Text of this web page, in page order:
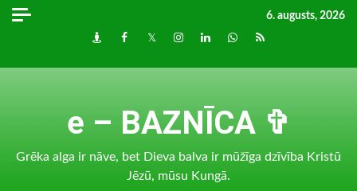
Skip
6. augusts, 2026
DraugiemFacebook
TwitterInstagram
LinkedInwhatsapp
RSS
e – BAZNĪCA ✞
Grēka alga ir nāve, bet Dieva balva ir mūžīga dzīvība Kristū
Jēzū, mūsu Kungā.